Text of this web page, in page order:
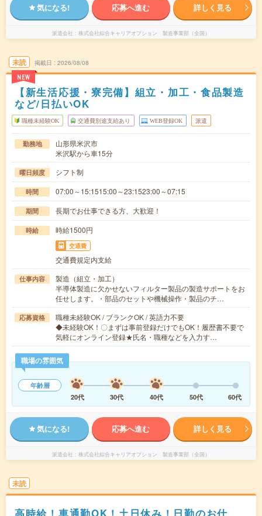
気になる! 応募へ進む 詳しく見る
派遣会社 株式会社綜合キャリアオプション 製造事業部（全国）
未読
NEW
掲載日 2026/08/08
【新生活応援・寮完備】組立・加工・食品製造
など/日払いOK
職種未経験OK 交通費別途支給あり WEB登録OK 派遣
勤務地
山形県米沢市
米沢駅から車15分
曜日頻度 シフト制
時間 07:00～15:1515:00～23:1523:00～07:15
期間 長期でお仕事できる方、大歓迎！
時給 時給1500円
交通費
交通費規定内支給
仕事内容
製造（組立・加工）
半導体製造に欠かせないフィルター製品の製造サポートをお
任せします。・部品のセットや機械操作・製品のチ…
応募資格
職種未経験OK / ブランクOK / 英語力不要
◆未経験OK！〇まずは事前登録だけでもOK！履歴書不要で
気軽にオンライン登録★氏名・職種などを入力す…
職場の雰囲気
年齢層
20代
30代 40代 50代 60代
気になる! 応募へ進む 詳しく見る
派遣会社 株式会社綜合キャリアオプション 製造事業部（全国）
未読
高時給！車通勤OK！土日休み！日勤のお仕